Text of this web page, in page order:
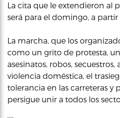
La cita que le extendieron al
será para el domingo, a partir
La marcha, que los
como un grito de protesta, un
asesinatos, robos,
violencia doméstica, el
tolerancia en las carreteras y
persigue unir a todos los